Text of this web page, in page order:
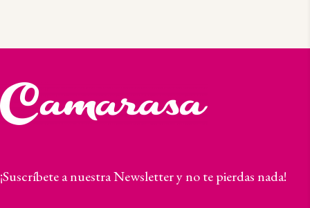
¡Suscríbete a nuestra Newsletter y no te pierdas nada!